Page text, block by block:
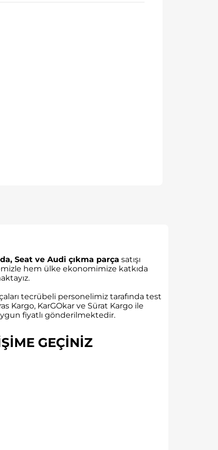
Seat ve Audi çıkma parça satışı
hem ülke ekonomimize katkıda
tecrübeli personelimiz tarafında test
Kargo, KarGOkar ve Sürat Kargo ile
fiyatlı gönderilmektedir.
GEÇİNİZ​